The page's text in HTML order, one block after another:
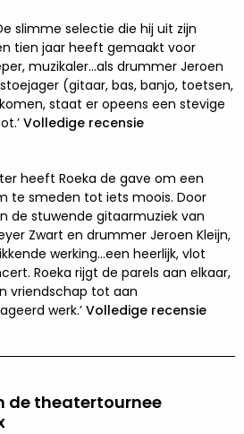
slimme selectie die hij uit zijn
tien jaar heeft gemaakt voor
muzikaler...als drummer Jeroen
(gitaar, bas, banjo, toetsen,
staat er opeens een stevige
Volledige recensie
heeft Roeka de gave om een
te smeden tot iets moois. Door
de stuwende gitaarmuziek van
Zwart en drummer Jeroen Kleijn,
werking…een heerlijk, vlot
Roeka rijgt de parels aan elkaar,
vriendschap tot aan
werk.’ Volledige recensie
de theatertournee